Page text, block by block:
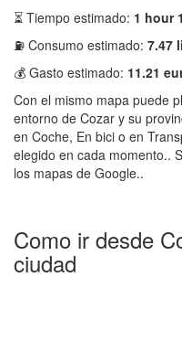
⏳ Tiempo estimado: 1 hour
⛽ Consumo estimado: 7.47
💰 Gasto estimado: 11.21
Con el mismo mapa puede
entorno de Cozar y su
en Coche, En bici o en
elegido en cada momento..
los mapas de Google..
Como ir desde
ciudad